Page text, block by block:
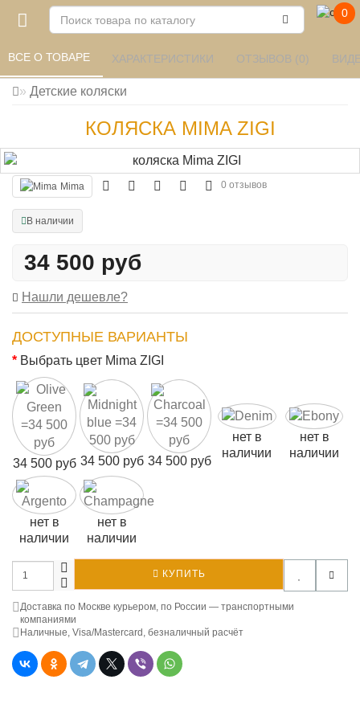
0
Детские коляски
КОЛЯСКА MIMA ZIGI
ВСЕ О ТОВАРЕ ХАРАКТЕРИСТИКИ ОТЗЫВОВ (0)
Mima 0 отзывов
В наличии
34 500 руб
Нашли дешевле?
ДОСТУПНЫЕ ВАРИАНТЫ
Выбрать цвет Mima ZIGI
34 500 руб 34 500 руб 34 500 руб
нет в
наличии
нет в
наличии
нет в
наличии
нет в
наличии
КУПИТЬ
Доставка по Москве курьером, по России — транспортными
компаниями
Наличные, Visa/Mastercard, безналичный расчёт